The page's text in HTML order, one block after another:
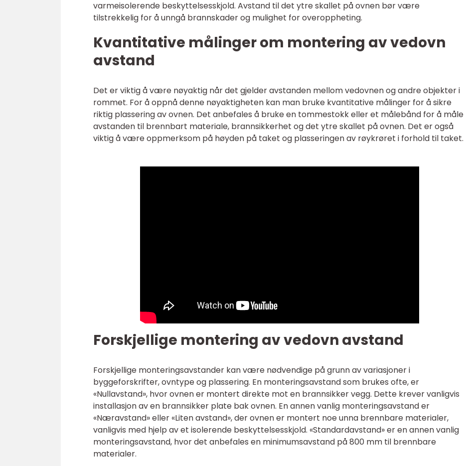
varmeisolerende beskyttelsesskjold. Avstand til det ytre skallet på ovnen bør være
tilstrekkelig for å unngå brannskader og mulighet for overoppheting.
Kvantitative målinger om montering av vedovn
avstand
Det er viktig å være nøyaktig når det gjelder avstanden mellom vedovnen og andre objekter i
rommet. For å oppnå denne nøyaktigheten kan man bruke kvantitative målinger for å sikre
riktig plassering av ovnen. Det anbefales å bruke en tommestokk eller et målebånd for å måle
avstanden til brennbart materiale, brannsikkerhet og det ytre skallet på ovnen. Det er også
viktig å være oppmerksom på høyden på taket og plasseringen av røykrøret i forhold til taket.
Forskjellige montering av vedovn avstand
Forskjellige monteringsavstander kan være nødvendige på grunn av variasjoner i
byggeforskrifter, ovntype og plassering. En monteringsavstand som brukes ofte, er
«Nullavstand», hvor ovnen er montert direkte mot en brannsikker vegg. Dette krever vanligvis
installasjon av en brannsikker plate bak ovnen. En annen vanlig monteringsavstand er
«Næravstand» eller «Liten avstand», der ovnen er montert noe unna brennbare materialer,
vanligvis med hjelp av et isolerende beskyttelsesskjold. «Standardavstand» er en annen vanlig
monteringsavstand, hvor det anbefales en minimumsavstand på 800 mm til brennbare
materialer.